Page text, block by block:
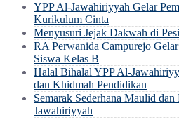
YPP Al-Jawahiriyyah Gelar
Kurikulum Cinta
Menyusuri Jejak Dakwah di
RA Perwanida Campurejo Gelar
Siswa Kelas B
Halal Bihalal YPP Al-
dan Khidmah Pendidikan
Semarak Sederhana Maulid
Jawahiriyyah